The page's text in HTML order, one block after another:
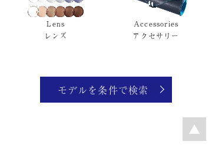
Lens
レンズ
Accessories
アクセサリー
モデルを条件で検索